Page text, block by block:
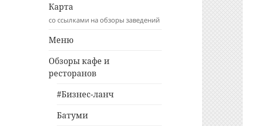
Карта
со ссылками на обзоры заведений
Меню
Обзоры кафе и
ресторанов
#Бизнес-ланч
Батуми